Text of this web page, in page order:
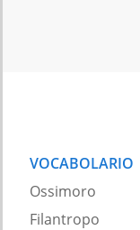
VOCABOLARIO
Ossimoro
Filantropo